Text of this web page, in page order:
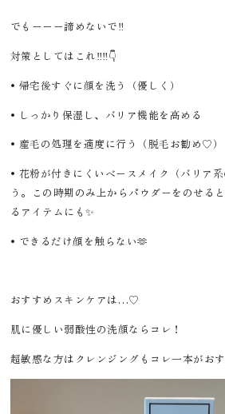
でもーーー諦めないで‼️
対策としてはこれ‼️‼️👇
• 帰宅後すぐに顔を洗う（優しく）
• しっかり保湿し、バリア機能を高める
• 産毛の処理を適度に行う（脱毛お勧め♡）
• 花粉が付きにくいベースメイク（バリア
う。この時期のみ上からパウダーをのせる
るアイテムにも✨
• できるだけ顔を触らない🫶
おすすめスキンケアは…♡
肌に優しい弱酸性の洗顔ならコレ！
超敏感な方はクレンジングもコレ一本がお